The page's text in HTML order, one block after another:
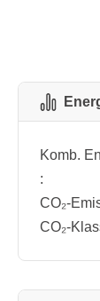
Komb.
:
CO₂-
CO₂-